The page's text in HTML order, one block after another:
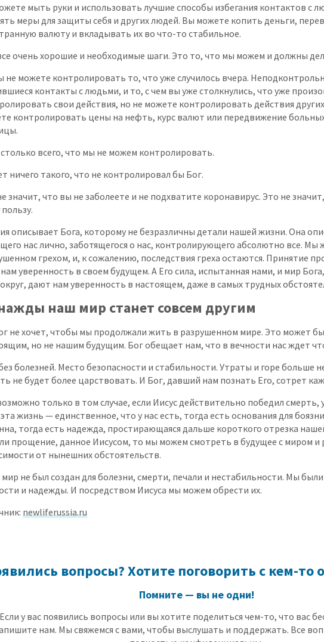
мыть руки и использовать лучшие способы избегания контактов с
меры для защиты себя и других людей. Вы можете копить деньги,
валюту и вкладывать их во что-то стабильное.
очень хорошие и необходимые шаги. Это то, что мы можем и должны
не можете контролировать то, что уже случилось вчера.
контакты с людьми, и то, с чем вы уже столкнулись, что уже
свои действия, но не можете контролировать действия
контролировать цены на нефть, курс валют или передвижение
всего, что мы не можем контролировать.
ничего такого, что не контролировал бы Бог.
значит, что вы не заболеете и не подхватите коронавирус. Это не
описывает Бога, которому не безразличны детали нашей жизни. Она
нас лично, заботящегося о нас, контролирующего абсолютно все. Мы
грехом, и, к сожалению, последствия греха остаются. Принятие
уверенность в своем будущем. А Его сила, испытанная нами, и мир
дают нам уверенность в настоящем, даже в самых трудных
наш мир станет совсем другим
не хочет, чтобы мы продолжали жить в разрушенном мире. Это может
но не нашим будущим. Бог обещает нам, что в вечности нас ждет
болезней. Место безопасности и стабильности. Утраты и горе больше
не будет более царствовать. И Бог, давший нам познать Его, сотрет
только в том случае, если Иисус действительно победил смерть,
жизнь — единственное, что у нас есть, тогда есть основания для
тогда есть надежда, простирающаяся дальше короткого отрезка
прощение, данное Иисусом, то мы можем смотреть в будущее с миром и
от нынешних обстоятельств.
не был создан для болезни, смерти, печали и нестабильности. Мы
и надежды. И посредством Иисуса мы можем обрести их.
newliferussia.ru
вопросы? Хотите поговорить с кем-то
Помните — вы не одни!
Если у вас появились вопросы или вы хотите поделиться чем-то, что вас
нам. Мы свяжемся с вами, чтобы выслушать и поддержать. Все